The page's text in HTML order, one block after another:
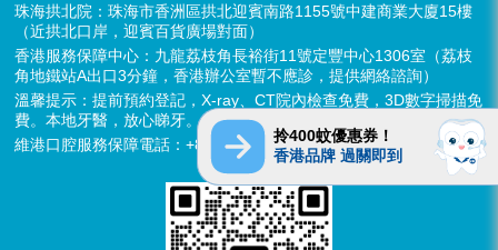
珠海拱北院：珠海市香洲區拱北迎賓南路1155號中建商業大廈15樓
（近拱北口岸，迎賓百貨廣場對面）
香港服務保障中心：九龍荔枝角長裕街11號定豐中心1306室（荔枝
角地鐵站A出口3分鐘，香港辦公室暫不應診，提供網絡諮詢）
溫馨提示：提前預約登記，X-ray、CT院內檢查免費，3D數字掃描免
費。本地牙醫，放心睇牙。另有速遞代收存放服務。
維港口腔服務保障電話：+852 6637 2280
拎400蚊優惠券！
香港品牌 過關即到